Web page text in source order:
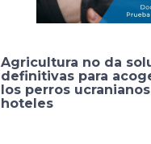
Agricultura no da
definitivas para
los perros
hoteles